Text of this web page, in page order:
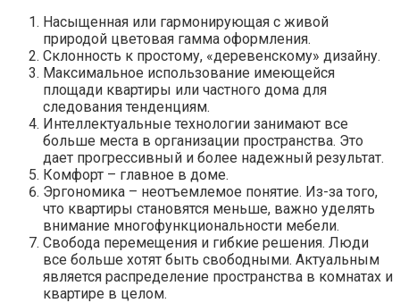
Насыщенная или гармонирующая с живой
природой цветовая гамма оформления.
Склонность к простому, «деревенскому» дизайну.
Максимальное использование имеющейся
площади квартиры или частного дома для
следования тенденциям.
Интеллектуальные технологии занимают все
больше места в организации пространства. Это
дает прогрессивный и более надежный результат.
Комфорт – главное в доме.
Эргономика – неотъемлемое понятие. Из-за того,
что квартиры становятся меньше, важно уделять
внимание многофункциональности мебели.
Свобода перемещения и гибкие решения. Люди
все больше хотят быть свободными. Актуальным
является распределение пространства в комнатах и
квартире в целом.